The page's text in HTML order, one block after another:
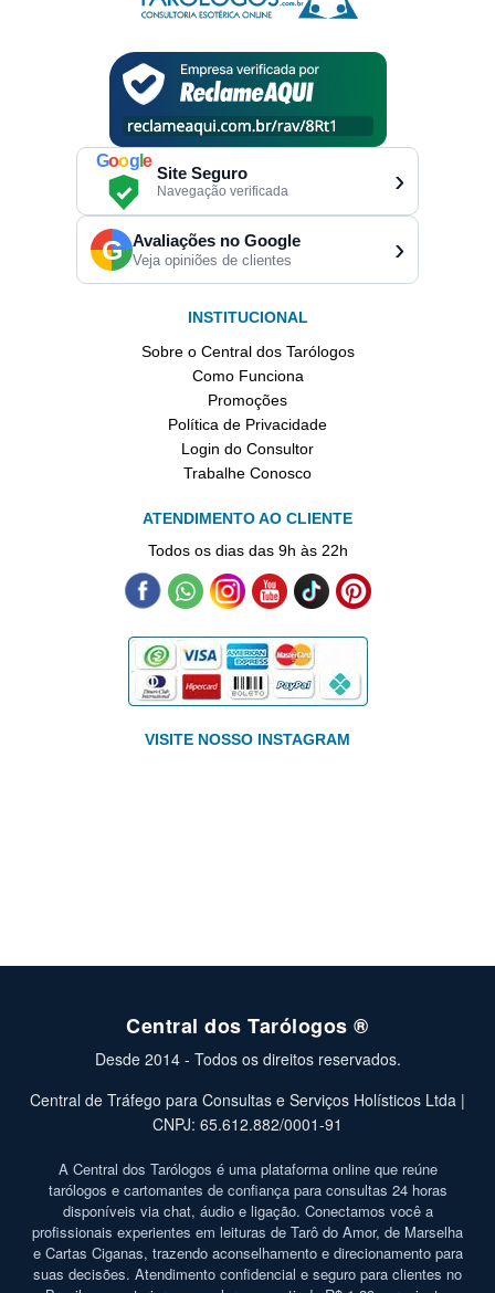
Google
Site Seguro
Navegação verificada ›
G Avaliações no Google
Veja opiniões de clientes ›
INSTITUCIONAL
Sobre o Central dos Tarólogos
Como Funciona
Promoções
Política de Privacidade
Login do Consultor
Trabalhe Conosco
ATENDIMENTO AO CLIENTE
Todos os dias das 9h às 22h
VISITE NOSSO INSTAGRAM
Central dos Tarólogos ®
Desde 2014 - Todos os direitos reservados.
Central de Tráfego para Consultas e Serviços Holísticos Ltda |
CNPJ: 65.612.882/0001-91
A Central dos Tarólogos é uma plataforma online que reúne
tarólogos e cartomantes de confiança para consultas 24 horas
disponíveis via chat, áudio e ligação. Conectamos você a
profissionais experientes em leituras de Tarô do Amor, de Marselha
e Cartas Ciganas, trazendo aconselhamento e direcionamento para
suas decisões. Atendimento confidencial e seguro para clientes no